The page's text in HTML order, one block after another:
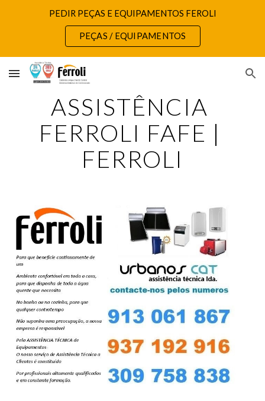
Skip to main content
PEDIR PEÇAS E EQUIPAMENTOS FEROLI
PEÇAS / EQUIPAMENTOS
ASSISTÊNCIA
FERROLI FAFE |
FERROLI